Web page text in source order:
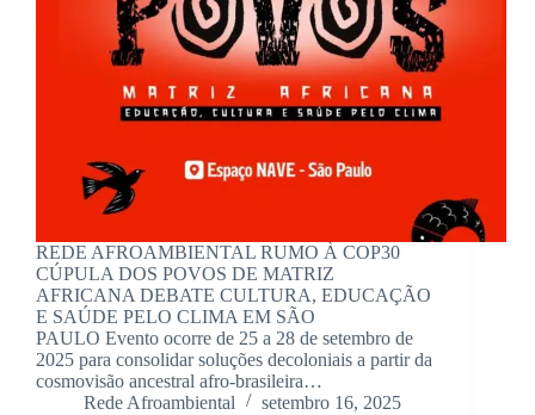
REDE AFROAMBIENTAL RUMO À COP30
CÚPULA DOS POVOS DE MATRIZ
AFRICANA DEBATE CULTURA, EDUCAÇÃO
E SAÚDE PELO CLIMA EM SÃO
PAULO Evento ocorre de 25 a 28 de setembro de
2025 para consolidar soluções decoloniais a partir da
cosmovisão ancestral afro-brasileira…
Rede Afroambiental
setembro 16, 2025